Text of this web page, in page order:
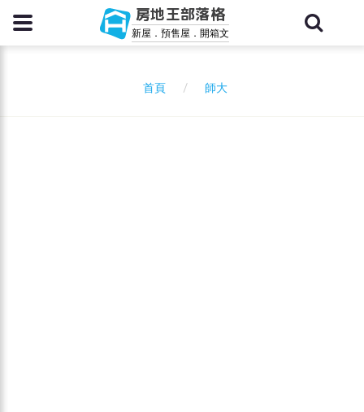
房地王部落格
新屋．預售屋．開箱文
首頁 師大